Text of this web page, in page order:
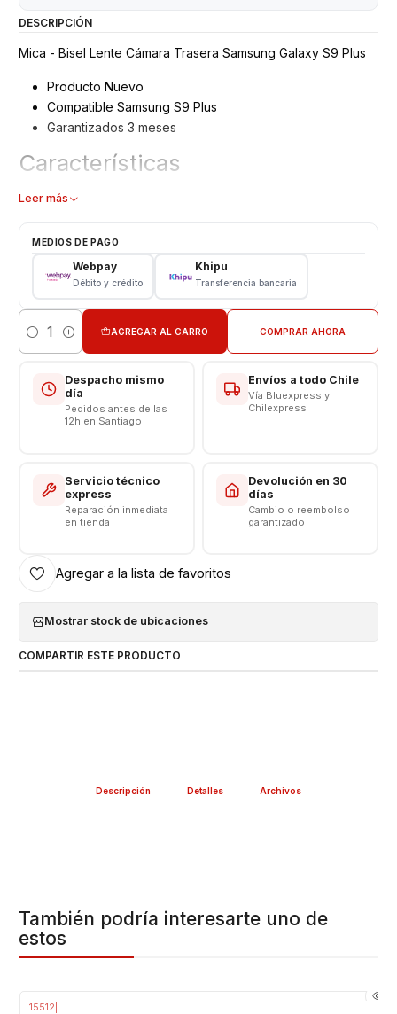
DESCRIPCIÓN
Mica - Bisel Lente Cámara Trasera Samsung Galaxy S9 Plus
Producto Nuevo
Compatible Samsung S9 Plus
Garantizados 3 meses
Características
Mica Cámara Trasera + Bisel
Consulta por valores de instalación
Leer más
MEDIOS DE PAGO
Webpay
Débito y crédito
Khipu
Transferencia bancaria
Cantidad
AGREGAR AL CARRO COMPRAR AHORA
Despacho mismo
día
Pedidos antes de las
12h en Santiago
Envíos a todo Chile
Vía Bluexpress y
Chilexpress
Servicio técnico
express
Reparación inmediata
en tienda
Devolución en 30
días
Cambio o reembolso
garantizado
Agregar a la lista de favoritos
Mostrar stock de ubicaciones
COMPARTIR ESTE PRODUCTO
Descripción Detalles Archivos
También podría interesarte uno de
estos
15512